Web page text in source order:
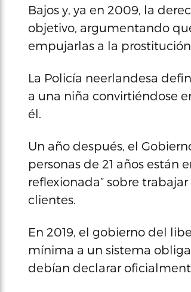
Bajos y, ya en 2009, la
objetivo, argumentando
empujarlas a la
La Policía neerlandesa
a una niña convirtiéndose
él.
Un año después, el
personas de 21 años están
reflexionada” sobre
clientes.
En 2019, el gobierno del
mínima a un sistema
debían declarar